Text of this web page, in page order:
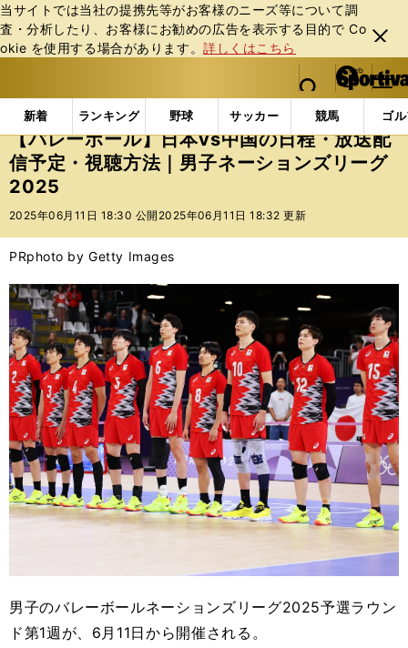
当サイトでは当社の提携先等がお客様のニーズ等について調
査・分析したり、お客様にお勧めの広告を表⽰する⽬的で Co
okie を使⽤する場合があります。詳しくはこちら
閉じ
る
web Sportiva (webスポルティーバ)
検索
マイペ
ー
ジ
メニュ
新着 ランキング 野球 サッカー 競馬 ゴ
b
ス
ポ
ル
テ
ー
バ
インフォメーション ニュース 【バレーボール】日
【バレーボール】日本vs中国の日程・放送配
信予定・視聴方法｜男子ネーションズリーグ
2025
2025年06月11日 18:30 公開 2025年06月11日 18:32 更新
PRphoto by Getty Images
男子のバレーボールネーションズリーグ2025予選ラウン
ド第1週が、6月11日から開催される。